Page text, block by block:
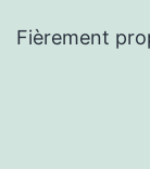
Fièrement